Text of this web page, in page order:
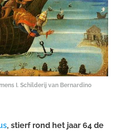
I. Schilderij van Bernardino
, stierf rond het jaar 64 de